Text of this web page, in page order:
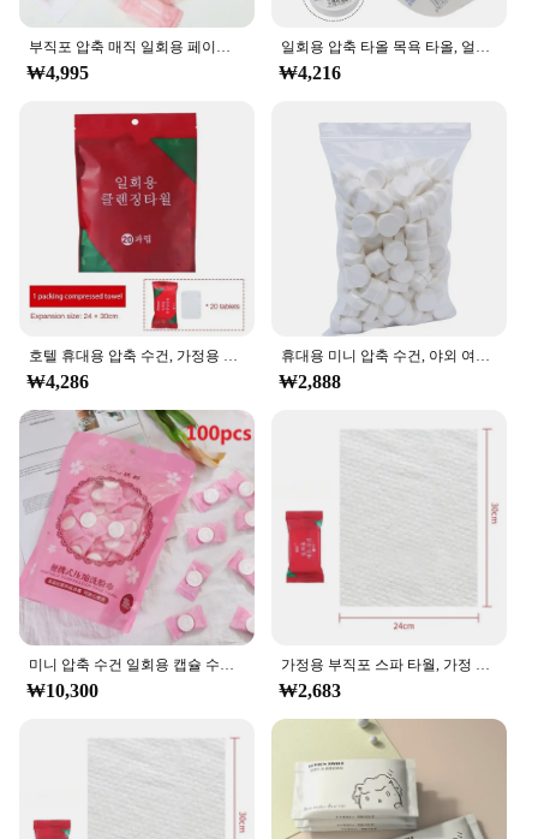
부직포 압축 매직 일회용 페이스 타올, 태블릿 천, 티슈 마스크, 메이크업 클리닝, 30 개, 50 개, 100 개
₩4,995
일회용 압축 타올 목욕 타올, 얼굴 클렌징 타올, 휴대용 여행, 습식 와이프, 야외 보습 티슈, 캔디 타올
₩4,216
호텔 휴대용 압축 수건, 가정용 컴팩트 물티슈, 여행용 일회용 얼굴 수건, 섬유, 20/40 개
₩4,286
휴대용 미니 압축 수건, 야외 여행용 일회용 동전 티슈, 압축 수건, 바베큐 야외 캠핑, 20 개, 50 개
₩2,888
미니 압축 수건 일회용 캡슐 수건, 매직 페이스 케어 태블릿, 야외 여행 천, 종이 티슈, 10-100 개
₩10,300
가정용 부직포 스파 타월, 가정 및 정원, 야외 비치 타월, 압축수, 젖은 사우나, 여행용 물티슈, 욕실 액세서리
₩2,683